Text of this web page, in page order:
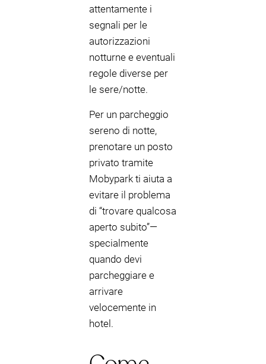
attentamente i
segnali per le
autorizzazioni
notturne e eventuali
regole diverse per
le sere/notte.
Per un parcheggio
sereno di notte,
prenotare un posto
privato tramite
Mobypark ti aiuta a
evitare il problema
di “trovare qualcosa
aperto subito”—
specialmente
quando devi
parcheggiare e
arrivare
velocemente in
hotel.